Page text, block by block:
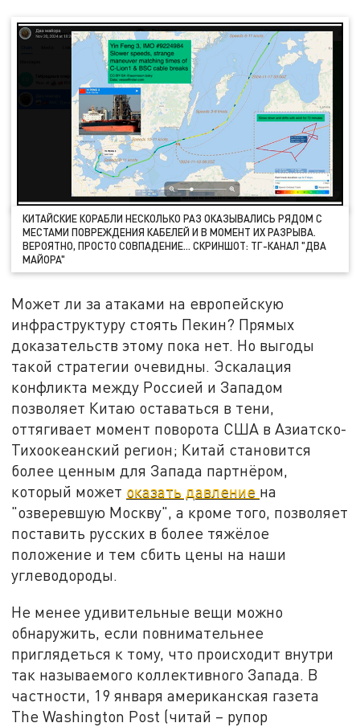
КИТАЙСКИЕ КОРАБЛИ НЕСКОЛЬКО РАЗ ОКАЗЫВАЛИСЬ РЯДОМ С
МЕСТАМИ ПОВРЕЖДЕНИЯ КАБЕЛЕЙ И В МОМЕНТ ИХ РАЗРЫВА.
ВЕРОЯТНО, ПРОСТО СОВПАДЕНИЕ... СКРИНШОТ: ТГ-КАНАЛ "ДВА
МАЙОРА"
Может ли за атаками на европейскую
инфраструктуру стоять Пекин? Прямых
доказательств этому пока нет. Но выгоды
такой стратегии очевидны. Эскалация
конфликта между Россией и Западом
позволяет Китаю оставаться в тени,
оттягивает момент поворота США в Азиатско-
Тихоокеанский регион; Китай становится
более ценным для Запада партнёром,
который может оказать давление на
"озверевшую Москву", а кроме того, позволяет
поставить русских в более тяжёлое
положение и тем сбить цены на наши
углеводороды.
Не менее удивительные вещи можно
обнаружить, если повнимательнее
приглядеться к тому, что происходит внутри
так называемого коллективного Запада. В
частности, 19 января американская газета
The Washington Post (читай – рупор